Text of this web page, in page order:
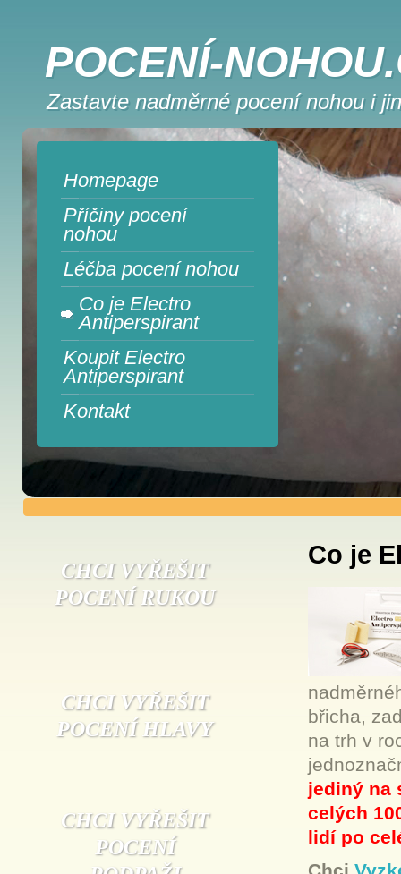
POCENÍ-
Zastavte nadměrné pocení nohou i
Homepage
Příčiny pocení
nohou
Léčba pocení nohou
Co je Electro
Antiperspirant
Koupit Electro
Antiperspirant
Kontakt
CHCI VYŘEŠIT
POCENÍ RUKOU
CHCI VYŘEŠIT
POCENÍ HLAVY
CHCI VYŘEŠIT
POCENÍ
Co je
břicha,
na trh v
jediný na
celých
lidí po